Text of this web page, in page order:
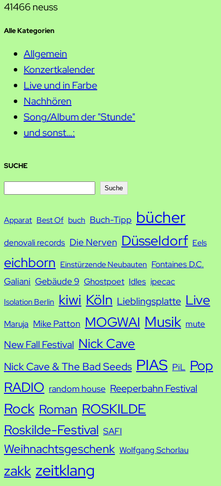
41466 neuss
Alle Kategorien
Allgemein
Konzertkalender
Live und in Farbe
Nachhören
Song/Album der "Stunde"
und sonst…:
SUCHE
c
Suche
Apparat Best Of buch Buch-Tipp bücher
denovali records Die Nerven Düsseldorf Eels
eichborn Einstürzende Neubauten Fontaines D.C.
Galiani Gebäude 9 Ghostpoet Idles ipecac
Isolation Berlin kiwi Köln Lieblingsplatte Live
Maruja Mike Patton MOGWAI Musik mute
New Fall Festival Nick Cave
Nick Cave & The Bad Seeds PIAS PiL Pop
RADIO random house Reeperbahn Festival
Rock Roman ROSKILDE
Roskilde-Festival SAFI
Weihnachtsgeschenk Wolfgang Schorlau
zakk zeitklang